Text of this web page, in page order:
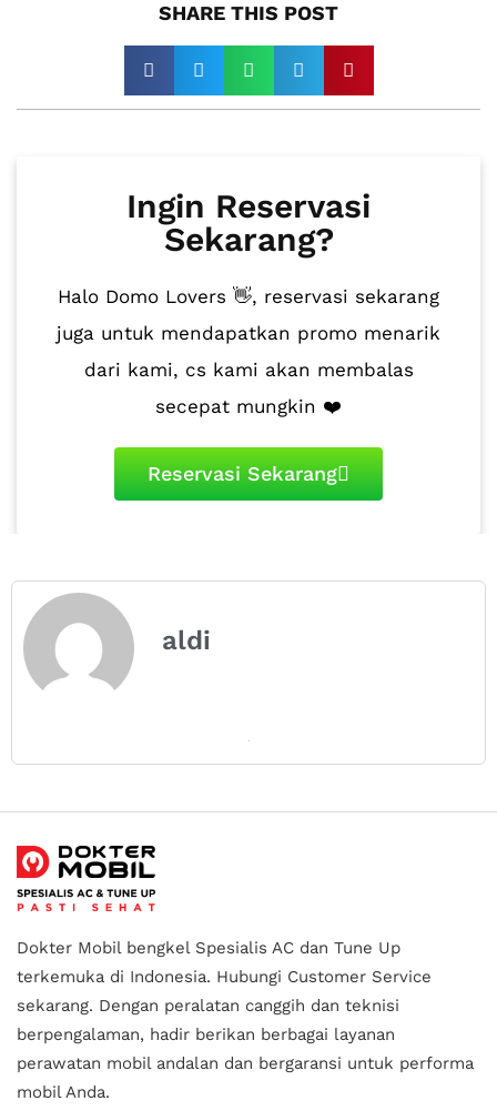
SHARE THIS POST​
Ingin Reservasi
Sekarang?
Halo Domo Lovers 👋, reservasi sekarang
juga untuk mendapatkan promo menarik
dari kami, cs kami akan membalas
secepat mungkin ❤️
Reservasi Sekarang
aldi
Dokter Mobil bengkel Spesialis AC dan Tune Up
terkemuka di Indonesia. Hubungi Customer Service
sekarang. Dengan peralatan canggih dan teknisi
berpengalaman, hadir berikan berbagai layanan
perawatan mobil andalan dan bergaransi untuk performa
mobil Anda.